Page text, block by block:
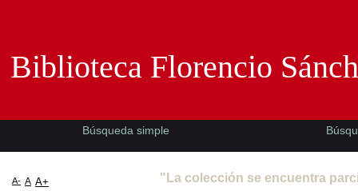
"La colección se encuentra
Biblioteca Florencio
Búsqueda simple
A- A A+